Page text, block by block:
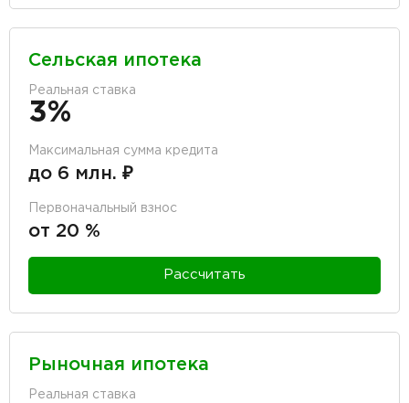
Сельская ипотека
Реальная ставка
3%
Максимальная сумма кредита
до 6 млн. ₽
Первоначальный взнос
от 20 %
Рассчитать
Рыночная ипотека
Реальная ставка